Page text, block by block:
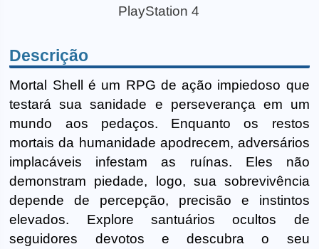
PlayStation 4
Descrição
Mortal Shell é um RPG de ação impiedoso que
testará sua sanidade e perseverança em um
mundo aos pedaços. Enquanto os restos
mortais da humanidade apodrecem, adversários
implacáveis infestam as ruínas. Eles não
demonstram piedade, logo, sua sobrevivência
depende de percepção, precisão e instintos
elevados. Explore santuários ocultos de
seguidores devotos e descubra o seu